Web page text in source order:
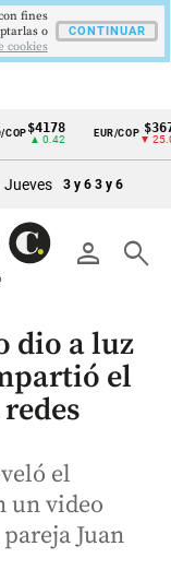
$4178
▲ 0.42
EUR/COP $3672
▼ 25.00
Jueves 3 y 6 3 y 6
person search
dio a luz
el
el
un video
Juan
fines
o
cookies
CONTINUAR